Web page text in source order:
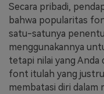
Secara pribadi,
bahwa popularitas
satu-satunya
menggunakannya
tetapi nilai yang Anda
font itulah yang
membatasi diri dalam